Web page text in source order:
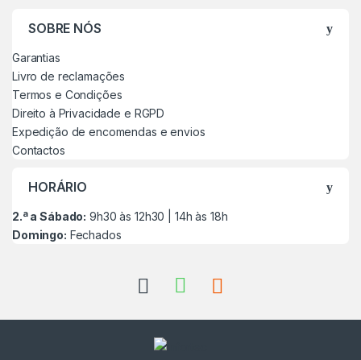
SOBRE NÓS
Garantias
Livro de reclamações
Termos e Condições
Direito à Privacidade e RGPD
Expedição de encomendas e envios
Contactos
HORÁRIO
2.ª a Sábado: 9h30 às 12h30 | 14h às 18h
Domingo: Fechados